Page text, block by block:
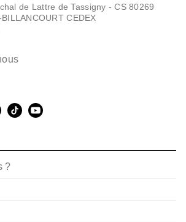
de Lattre de Tassigny - CS 80269
CEDEX
?